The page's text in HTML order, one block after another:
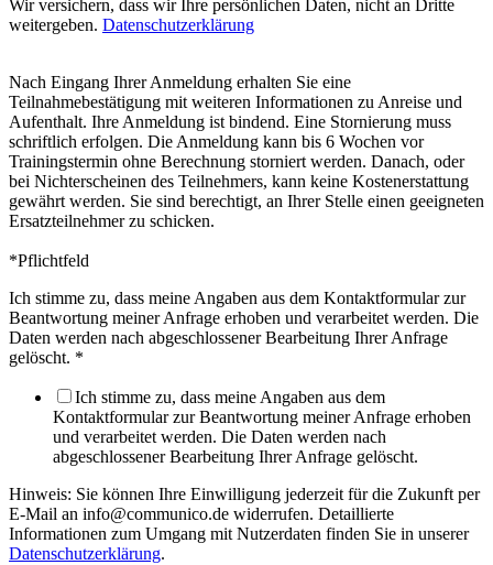
Wir versichern, dass wir Ihre persönlichen Daten, nicht an Dritte
weitergeben. Datenschutzerklärung
Nach Eingang Ihrer Anmeldung erhalten Sie eine
Teilnahmebestätigung mit weiteren Informationen zu Anreise und
Aufenthalt. Ihre Anmeldung ist bindend. Eine Stornierung muss
schriftlich erfolgen. Die Anmeldung kann bis 6 Wochen vor
Trainingstermin ohne Berechnung storniert werden. Danach, oder
bei Nichterscheinen des Teilnehmers, kann keine Kostenerstattung
gewährt werden. Sie sind berechtigt, an Ihrer Stelle einen geeigneten
Ersatzteilnehmer zu schicken.
*Pflichtfeld
Ich stimme zu, dass meine Angaben aus dem Kontaktformular zur
Beantwortung meiner Anfrage erhoben und verarbeitet werden. Die
Daten werden nach abgeschlossener Bearbeitung Ihrer Anfrage
gelöscht. *
Ich stimme zu, dass meine Angaben aus dem
Kontaktformular zur Beantwortung meiner Anfrage erhoben
und verarbeitet werden. Die Daten werden nach
abgeschlossener Bearbeitung Ihrer Anfrage gelöscht.
Hinweis: Sie können Ihre Einwilligung jederzeit für die Zukunft per
E-Mail an info@communico.de widerrufen. Detaillierte
Informationen zum Umgang mit Nutzerdaten finden Sie in unserer
Datenschutzerklärung.